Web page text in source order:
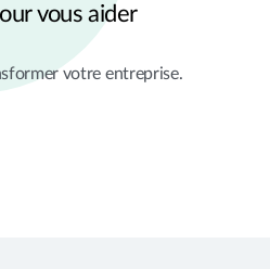
vous aider
votre entreprise.